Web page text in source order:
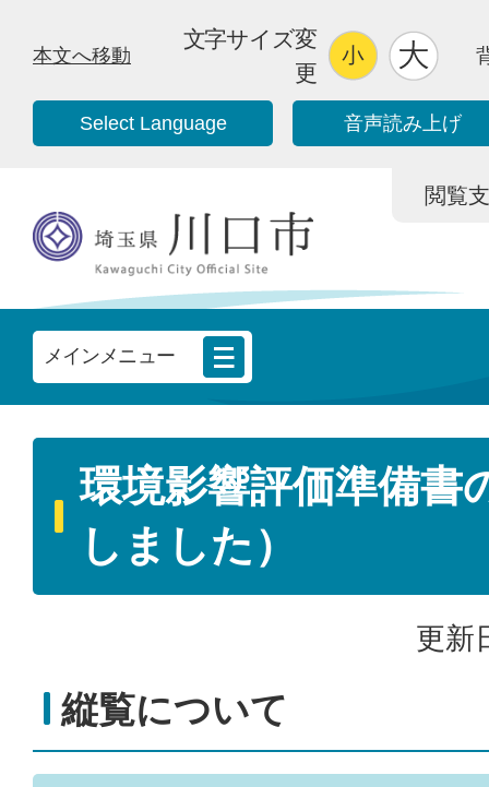
本文へ移動
文字サイズ変
更
Select Language 音声読み上げ
閲覧
メインメニュー
環境影響評価準備書
しました）
更新
縦覧について